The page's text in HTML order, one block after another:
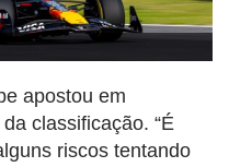
apostou em
classificação. “É
riscos tentando